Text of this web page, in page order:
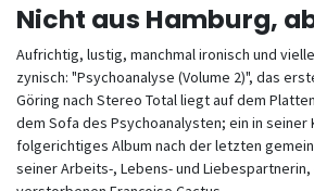
Nicht aus Hamburg,
Aufrichtig, lustig, manchmal ironisch und
zynisch: "Psychoanalyse (Volume 2)", das
Göring nach Stereo Total liegt auf dem
dem Sofa des Psychoanalysten; ein in seiner
folgerichtiges Album nach der letzten
seiner Arbeits-, Lebens- und